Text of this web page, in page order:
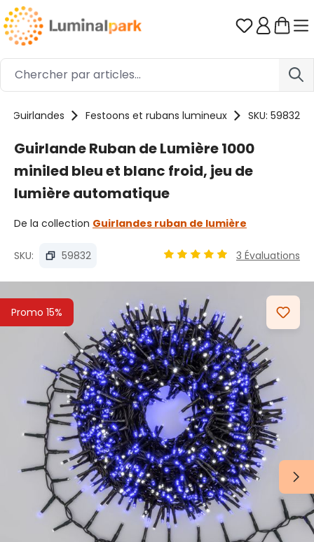
Passer au contenu principal Vous avez
Guirlandes Festoons et rubans lumineux SKU: 59832
Guirlande Ruban de Lumière 1000
miniled bleu et blanc froid, jeu de
lumière automatique
De la collection Guirlandes ruban de lumière
SKU: 59832 3 Évaluations
Promo 15%